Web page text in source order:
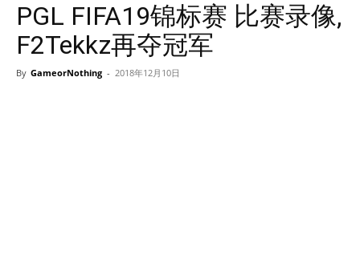
PGL FIFA19锦标赛 比赛录像,
F2Tekkz再夺冠军
By GameorNothing - 2018年12月10日